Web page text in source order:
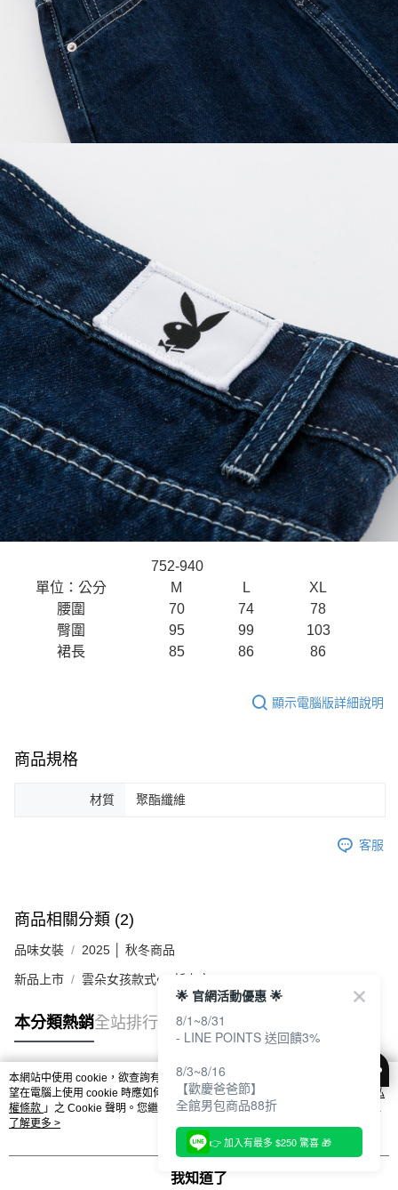
752-940
單位：公分
M L
XL
腰圍
70 74
78
臀圍
95 99
103
裙長
85 86 86
顯示電腦版詳細說明
商品規格
材質 聚酯纖維
客服
商品相關分類 (2)
品味女裝 2025 │ 秋冬商品
新品上市 雲朵女孩款式☁️ 新上市✨✨✨
本分類熱銷全站排行
熱門標籤
本網站中使用 cookie，欲查詢有關本網站使用 cookie 方式之詳情，及若您不希
望在電腦上使用 cookie 時應如何變更電腦的 cookie 設定，請參閱本網站「
隱私
權條款 」之 Cookie 聲明。您繼續使用本網站即表示您同意本公司得按本網站使
用條款之 Cookie 聲明使用 cookie。
了解更多 >
我知道了
🌟 官網活動優惠 🌟
8/1~8/31
- LINE POINTS 送回饋3%
8/3~8/16
【歡慶爸爸節】
全館男包商品88折
👉 加入有最多 $250 驚喜 🎁